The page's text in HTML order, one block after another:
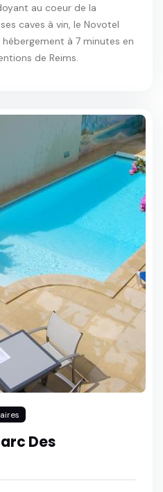
au coeur de la
caves à vin, le Novotel
à 7 minutes en
de Reims.
Des